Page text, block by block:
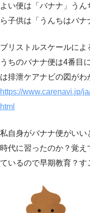
よい便は「バナナ」う
ら子供は「うんちはバナ
ブリストルスケールに
うちのバナナ便は4番目
は排泄ケアナビの図がわ
https://www.carenavi.jp/
html
私自身がバナナ便がい
時代に習ったのか？覚
ているので早期教育？す